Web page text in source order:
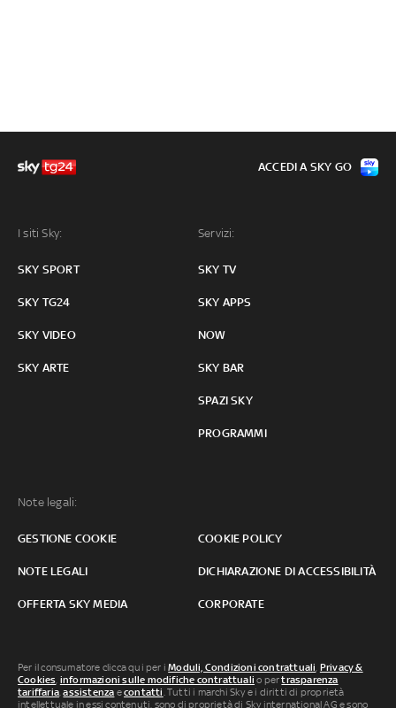
I siti Sky:
SKY SPORT
SKY TG24
SKY VIDEO
SKY ARTE
Servizi:
SKY TV
SKY APPS
NOW
SKY BAR
SPAZI SKY
PROGRAMMI
Note legali:
GESTIONE COOKIE COOKIE POLICY
NOTE LEGALI DICHIARAZIONE DI ACCESSIBILITÀ
OFFERTA SKY MEDIA CORPORATE
ACCEDI A SKY GO
Per il consumatore clicca qui per iModuli, Condizioni contrattuali, Privacy &
Cookies, informazioni sulle modifiche contrattuali o pertrasparenza
tariffaria,assistenza econtatti. Tutti i marchi Sky e i diritti di proprietà
intellettuale in essi contenuti, sono di proprietà di Sky international AG e sono